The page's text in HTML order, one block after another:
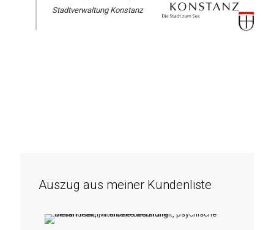
Stadtverwaltung Konstanz
Auszug aus meiner Kundenliste